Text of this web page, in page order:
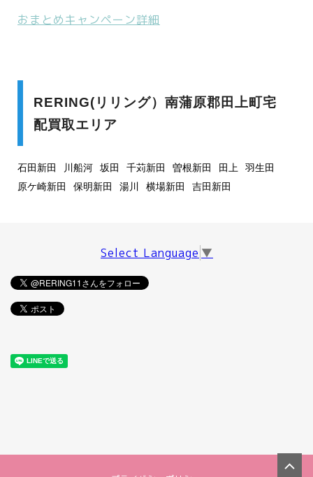
おまとめキャンペーン詳細
RERING(リリング）南蒲原郡田上町宅
配買取エリア
石田新田 川船河 坂田 千苅新田 曽根新田 田上
羽生田
原ケ崎新田
保明新田 湯川 横場新田 吉田新田
Select Language ▼